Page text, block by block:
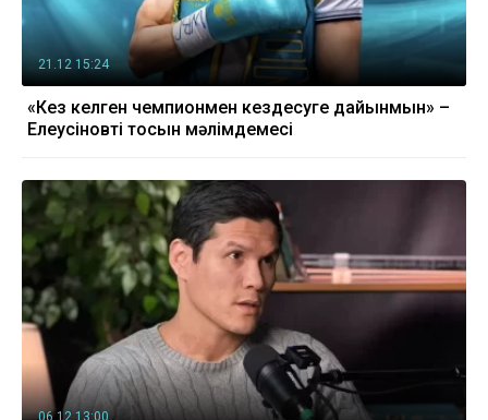
21.12 15:24
«Кез келген чемпионмен кездесуге дайынмын» –
Елеусіновтің тосын мәлімдемесі
06.12 13:00